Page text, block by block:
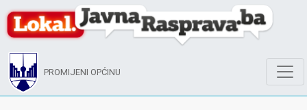
PROMIJENI OPĆINU